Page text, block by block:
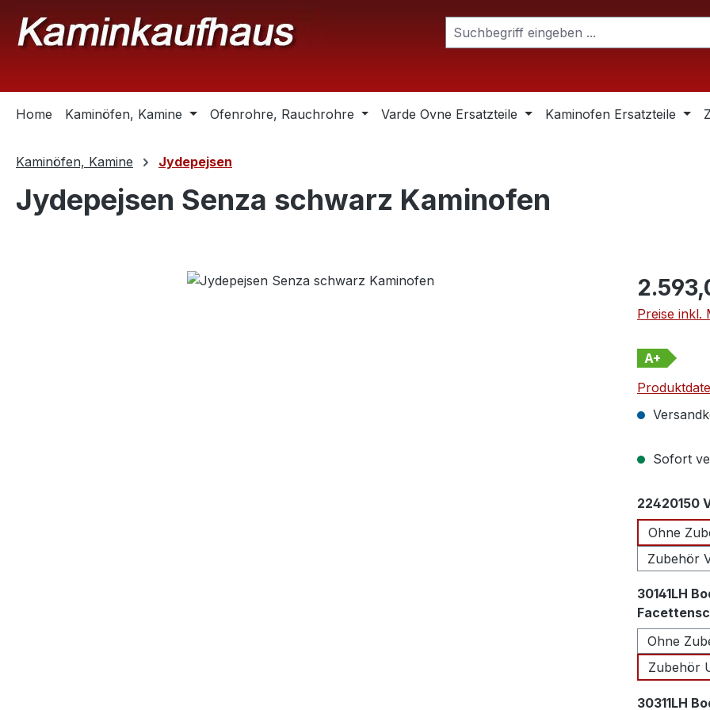
Hauptinhalt springen
Zur Suche springen
Zur Hauptnavigation springen
Home Kaminöfen, Kamine Ofenrohre, Rauchrohre Varde Ovne Ersatzteile Kaminofen Ersatzteile
Kaminöfen, Kamine Jydepejsen
Jydepejsen Senza schwarz Kaminofen
Regulärer
Preise inkl.
A+
Sofort
22420150
Ohne
Zubehör
30141LH
Ohne
Zubehör
30311LH